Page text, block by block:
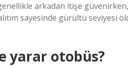
arkadan itişe
sayesinde gürültü seviyesi
yarar otobüs?